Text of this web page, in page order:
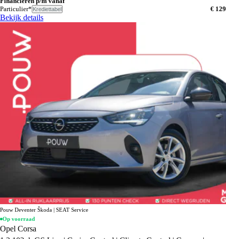
Particulier* Krediettabel € 129
Bekijk details
Pouw Deventer Škoda | SEAT Service
Op voorraad
Opel Corsa